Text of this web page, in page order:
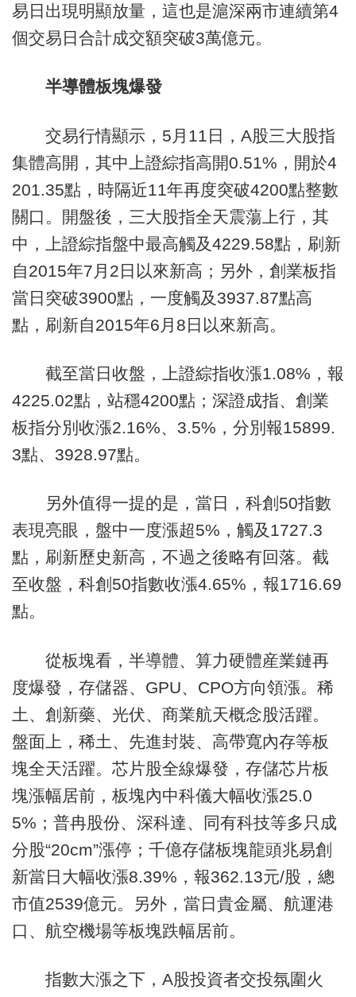
易日出現明顯放量，這也是滬深兩市連續第4
個交易日合計成交額突破3萬億元。
半導體板塊爆發
交易行情顯示，5月11日，A股三大股指
集體高開，其中上證綜指高開0.51%，開於4
201.35點，時隔近11年再度突破4200點整數
關口。開盤後，三大股指全天震蕩上行，其
中，上證綜指盤中最高觸及4229.58點，刷新
自2015年7月2日以來新高；另外，創業板指
當日突破3900點，一度觸及3937.87點高
點，刷新自2015年6月8日以來新高。
截至當日收盤，上證綜指收漲1.08%，報
4225.02點，站穩4200點；深證成指、創業
板指分別收漲2.16%、3.5%，分別報15899.
3點、3928.97點。
另外值得一提的是，當日，科創50指數
表現亮眼，盤中一度漲超5%，觸及1727.3
點，刷新歷史新高，不過之後略有回落。截
至收盤，科創50指數收漲4.65%，報1716.69
點。
從板塊看，半導體、算力硬體産業鏈再
度爆發，存儲器、GPU、CPO方向領漲。稀
土、創新藥、光伏、商業航天概念股活躍。
盤面上，稀土、先進封裝、高帶寬內存等板
塊全天活躍。芯片股全線爆發，存儲芯片板
塊漲幅居前，板塊內中科儀大幅收漲25.0
5%；普冉股份、深科達、同有科技等多只成
分股“20cm”漲停；千億存儲板塊龍頭兆易創
新當日大幅收漲8.39%，報362.13元/股，總
市值2539億元。另外，當日貴金屬、航運港
口、航空機場等板塊跌幅居前。
指數大漲之下，A股投資者交投氛圍火